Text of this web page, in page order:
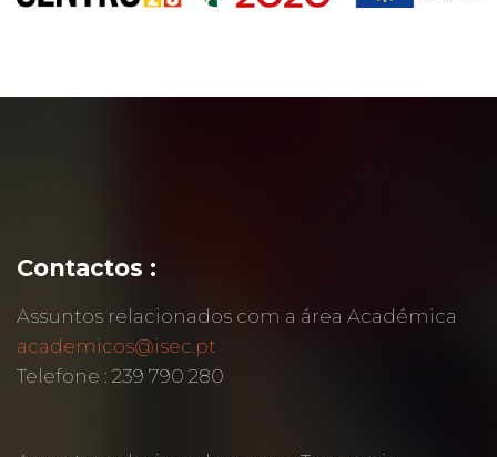
Contactos :
Assuntos relacionados com a área Académica
academicos@isec.pt
Telefone : 239 790 280